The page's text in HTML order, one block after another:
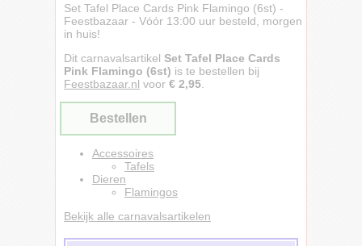
Set Tafel Place Cards Pink Flamingo (6st) -
Feestbazaar - Vóór 13:00 uur besteld, morgen
in huis!
Dit carnavalsartikel Set Tafel Place Cards
Pink Flamingo (6st) is te bestellen bij
Feestbazaar.nl voor € 2,95
Bestellen
Accessoires
Tafels
Dieren
Flamingos
Bekijk alle carnavalsartikelen